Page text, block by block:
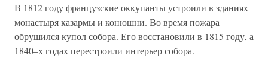
В 1812 году французские оккупанты устроили в зданиях
монастыря казармы и конюшни. Во время пожара
обрушился купол собора. Его восстановили в 1815 году, а
1840–х годах перестроили интерьер собора.